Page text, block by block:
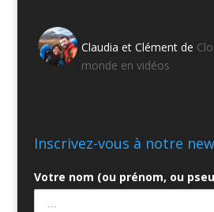
Claudia et Clément de
monde en vidéos
Inscrivez-vous à notre
Votre nom (ou prénom, ou